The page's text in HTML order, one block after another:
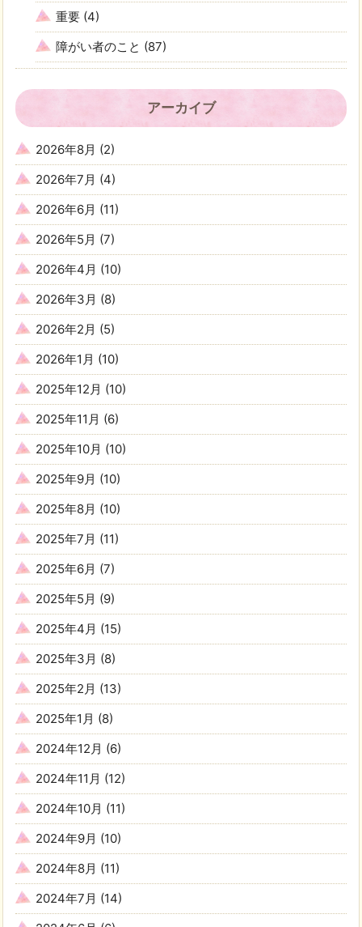
重要 (4)
障がい者のこと (87)
アーカイブ
2026年8月 (2)
2026年7月 (4)
2026年6月 (11)
2026年5月 (7)
2026年4月 (10)
2026年3月 (8)
2026年2月 (5)
2026年1月 (10)
2025年12月 (10)
2025年11月 (6)
2025年10月 (10)
2025年9月 (10)
2025年8月 (10)
2025年7月 (11)
2025年6月 (7)
2025年5月 (9)
2025年4月 (15)
2025年3月 (8)
2025年2月 (13)
2025年1月 (8)
2024年12月 (6)
2024年11月 (12)
2024年10月 (11)
2024年9月 (10)
2024年8月 (11)
2024年7月 (14)